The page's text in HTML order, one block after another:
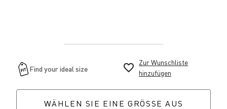
favorite_border
Zur Wunschliste
hinzufügen
WÄHLEN SIE EINE GRÖSSE AUS